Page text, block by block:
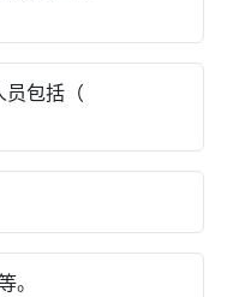
员包括（
。